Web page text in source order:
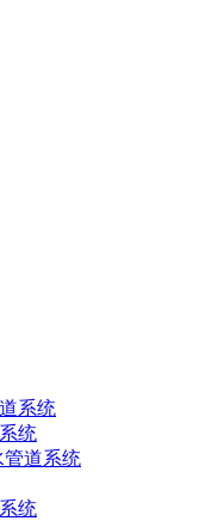
系统
统
管道系统
统